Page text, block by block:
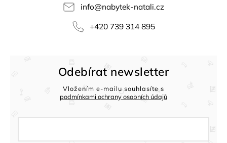
info@nabytek-natali.cz
+420 739 314 895
Odebírat newsletter
Vložením e-mailu souhlasíte s
podmínkami ochrany osobních údajů